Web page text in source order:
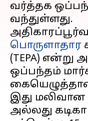
வர்த்தக
வந்துள்ளது.
பொருளாதார
(TEPA)
ஒப்பந்தம்
இது மலிவான
அல்லது